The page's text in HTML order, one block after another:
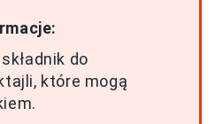
do
które mogą